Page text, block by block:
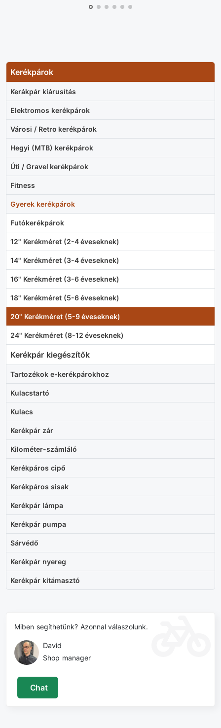
Kerékpárok
Kerákpár kiárusítás
Elektromos kerékpárok
Városi / Retro kerékpárok
Hegyi (MTB) kerékpárok
Úti / Gravel kerékpárok
Fitness
Gyerek kerékpárok
Futókerékpárok
12" Kerékméret (2-4 éveseknek)
14" Kerékméret (3-4 éveseknek)
16" Kerékméret (3-6 éveseknek)
18" Kerékméret (5-6 éveseknek)
20" Kerékméret (5-9 éveseknek)
24" Kerékméret (8-12 éveseknek)
Kerékpár kiegészítők
Tartozékok e-kerékpárokhoz
Kulacstartó
Kulacs
Kerékpár zár
Kilométer-számláló
Kerékpáros cipő
Kerékpáros sisak
Kerékpár lámpa
Kerékpár pumpa
Sárvédő
Kerékpár nyereg
Kerékpár kitámasztó
Miben segíthetünk? Azonnal válaszolunk.
David
Shop manager
Chat